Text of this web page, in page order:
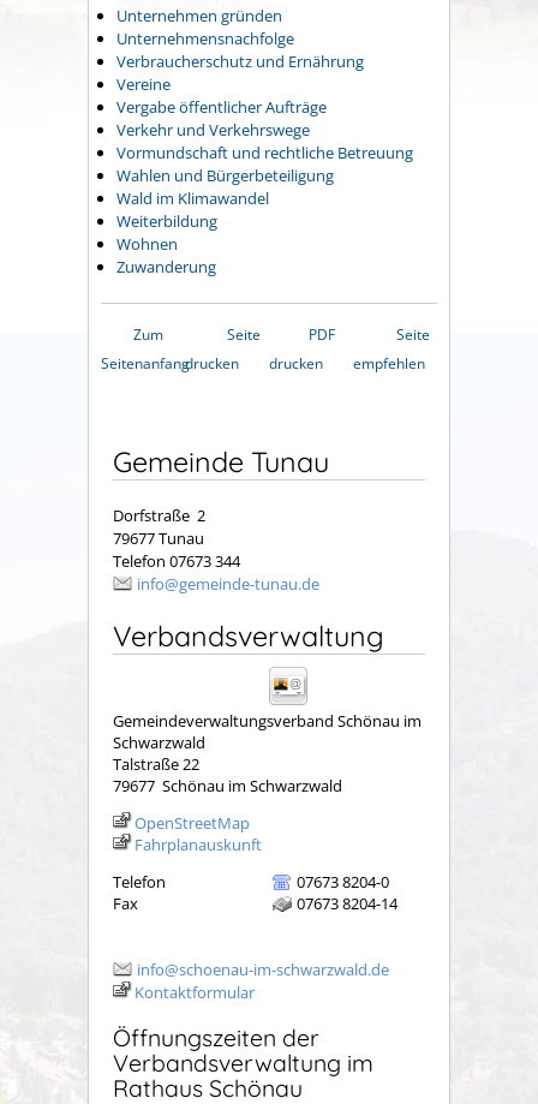
Unternehmen gründen
Unternehmensnachfolge
Verbraucherschutz und Ernährung
Vereine
Vergabe öffentlicher Aufträge
Verkehr und Verkehrswege
Vormundschaft und rechtliche Betreuung
Wahlen und Bürgerbeteiligung
Wald im Klimawandel
Weiterbildung
Wohnen
Zuwanderung
Zum
Seitenanfang
Seite
drucken
PDF
drucken
Seite
empfehlen
Gemeinde Tunau
Dorfstraße 2
79677 Tunau
Telefon 07673 344
info@gemeinde-tunau.de
Verbandsverwaltung
Gemeindeverwaltungsverband Schönau im
Schwarzwald
Talstraße 22
79677 Schönau im Schwarzwald
OpenStreetMap
Fahrplanauskunft
Telefon
07673 8204-0
Fax
07673 8204-14
info@schoenau-im-schwarzwald.de
Kontaktformular
Öffnungszeiten der
Verbandsverwaltung im
Rathaus Schönau